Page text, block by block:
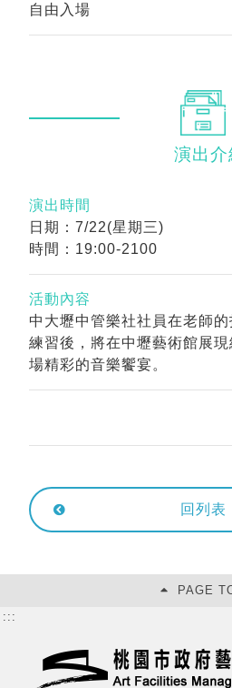
自由入場
演出介
演出時間
日期：7/22(星期三)
時間：19:00-2100
活動內容
中大壢中管樂社社員在老師
練習後，將在中壢藝術館展
場精彩的音樂饗宴。
回列表
PAGE
:::